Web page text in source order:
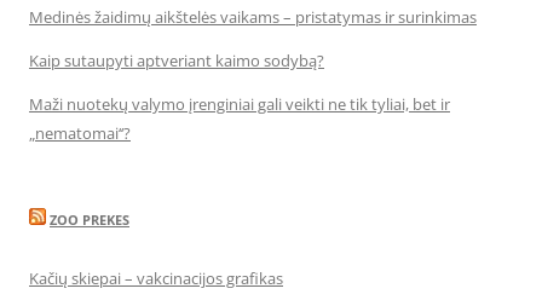
Medinės žaidimų aikštelės vaikams – pristatymas ir surinkimas
Kaip sutaupyti aptveriant kaimo sodybą?
Maži nuotekų valymo įrenginiai gali veikti ne tik tyliai, bet ir
„nematomai‘‘?
ZOO PREKES
Kačių skiepai – vakcinacijos grafikas